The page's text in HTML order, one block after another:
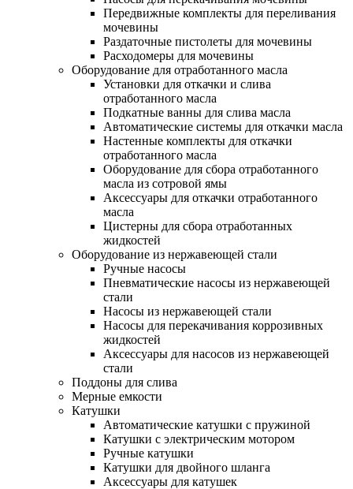
Передвижные комплекты для переливания
мочевины
Раздаточные пистолеты для мочевины
Расходомеры для мочевины
Оборудование для отработанного масла
Установки для откачки и слива
отработанного масла
Подкатные ванны для слива масла
Автоматические системы для откачки масла
Настенные комплекты для откачки
отработанного масла
Оборудование для сбора отработанного
масла из сотровой ямы
Аксессуары для откачки отработанного
масла
Цистерны для сбора отработанных
жидкостей
Оборудование из нержавеющей стали
Ручные насосы
Пневматические насосы из нержавеющей
стали
Насосы из нержавеющей стали
Насосы для перекачивания коррозивных
жидкостей
Аксессуары для насосов из нержавеющей
стали
Поддоны для слива
Мерные емкости
Катушки
Автоматические катушки с пружиной
Катушки с электрическим мотором
Ручные катушки
Катушки для двойного шланга
Аксессуары для катушек